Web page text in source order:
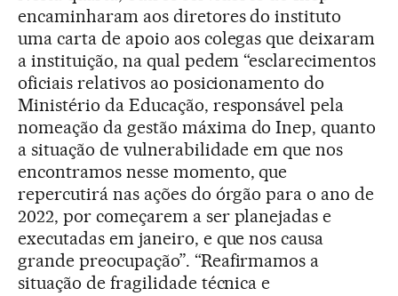
encaminharam aos diretores do instituto
uma carta de apoio aos colegas que deixaram
a instituição, na qual pedem “esclarecimentos
oficiais relativos ao posicionamento do
Ministério da Educação, responsável pela
nomeação da gestão máxima do Inep, quanto
a situação de vulnerabilidade em que nos
encontramos nesse momento, que
repercutirá nas ações do órgão para o ano de
2022, por começarem a ser planejadas e
executadas em janeiro, e que nos causa
grande preocupação”. “Reafirmamos a
situação de fragilidade técnica e